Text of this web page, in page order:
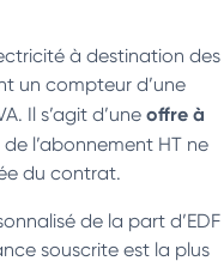
à destination des
un compteur d’une
Il s’agit d’une offre à
l’abonnement HT ne
du contrat.
de la part d’EDF
souscrite est la plus